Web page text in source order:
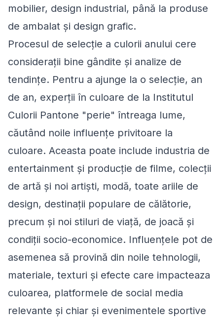
mobilier, design industrial, până la produse
de ambalat și design grafic.
Procesul de selecție a culorii anului cere
considerații bine gândite și analize de
tendințe. Pentru a ajunge la o selecție, an
de an, experții în culoare de la Institutul
Culorii Pantone "perie" întreaga lume,
căutând noile influențe privitoare la
culoare. Aceasta poate include industria de
entertainment și producție de filme, colecții
de artă și noi artiști, modă, toate ariile de
design, destinații populare de călătorie,
precum și noi stiluri de viață, de joacă și
condiții socio-economice. Influențele pot de
asemenea să provină din noile tehnologii,
materiale, texturi și efecte care impacteaza
culoarea, platformele de social media
relevante și chiar și evenimentele sportive